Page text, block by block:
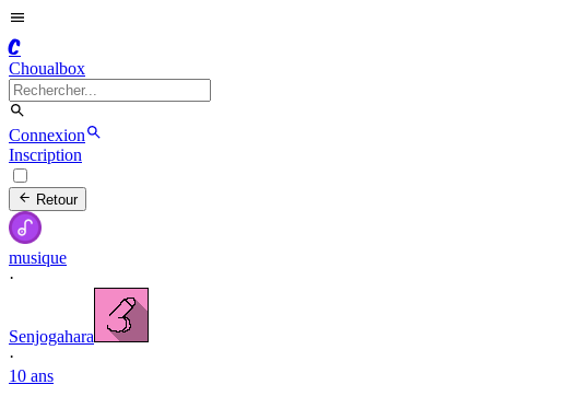
C
Choualbox
Connexion
Inscription
Retour
musique
·
Senjogahara
·
10 ans